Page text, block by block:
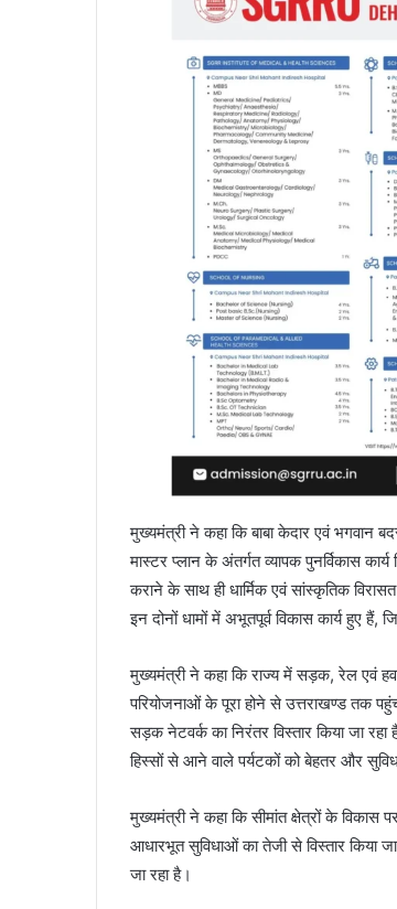
मुख्यमंत्री ने कहा कि बाबा केदार एवं भगवान
मास्टर प्लान के अंतर्गत व्यापक पुनर्विकास
कराने के साथ ही धार्मिक एवं सांस्कृतिक
इन दोनों धामों में अभूतपूर्व विकास कार्य हुए
मुख्यमंत्री ने कहा कि राज्य में सड़क, रेल एवं
परियोजनाओं के पूरा होने से उत्तराखण्ड तक
सड़क नेटवर्क का निरंतर विस्तार किया जा
हिस्सों से आने वाले पर्यटकों को बेहतर और
मुख्यमंत्री ने कहा कि सीमांत क्षेत्रों के विकास
आधारभूत सुविधाओं का तेजी से विस्तार किया जा
जा रहा है।